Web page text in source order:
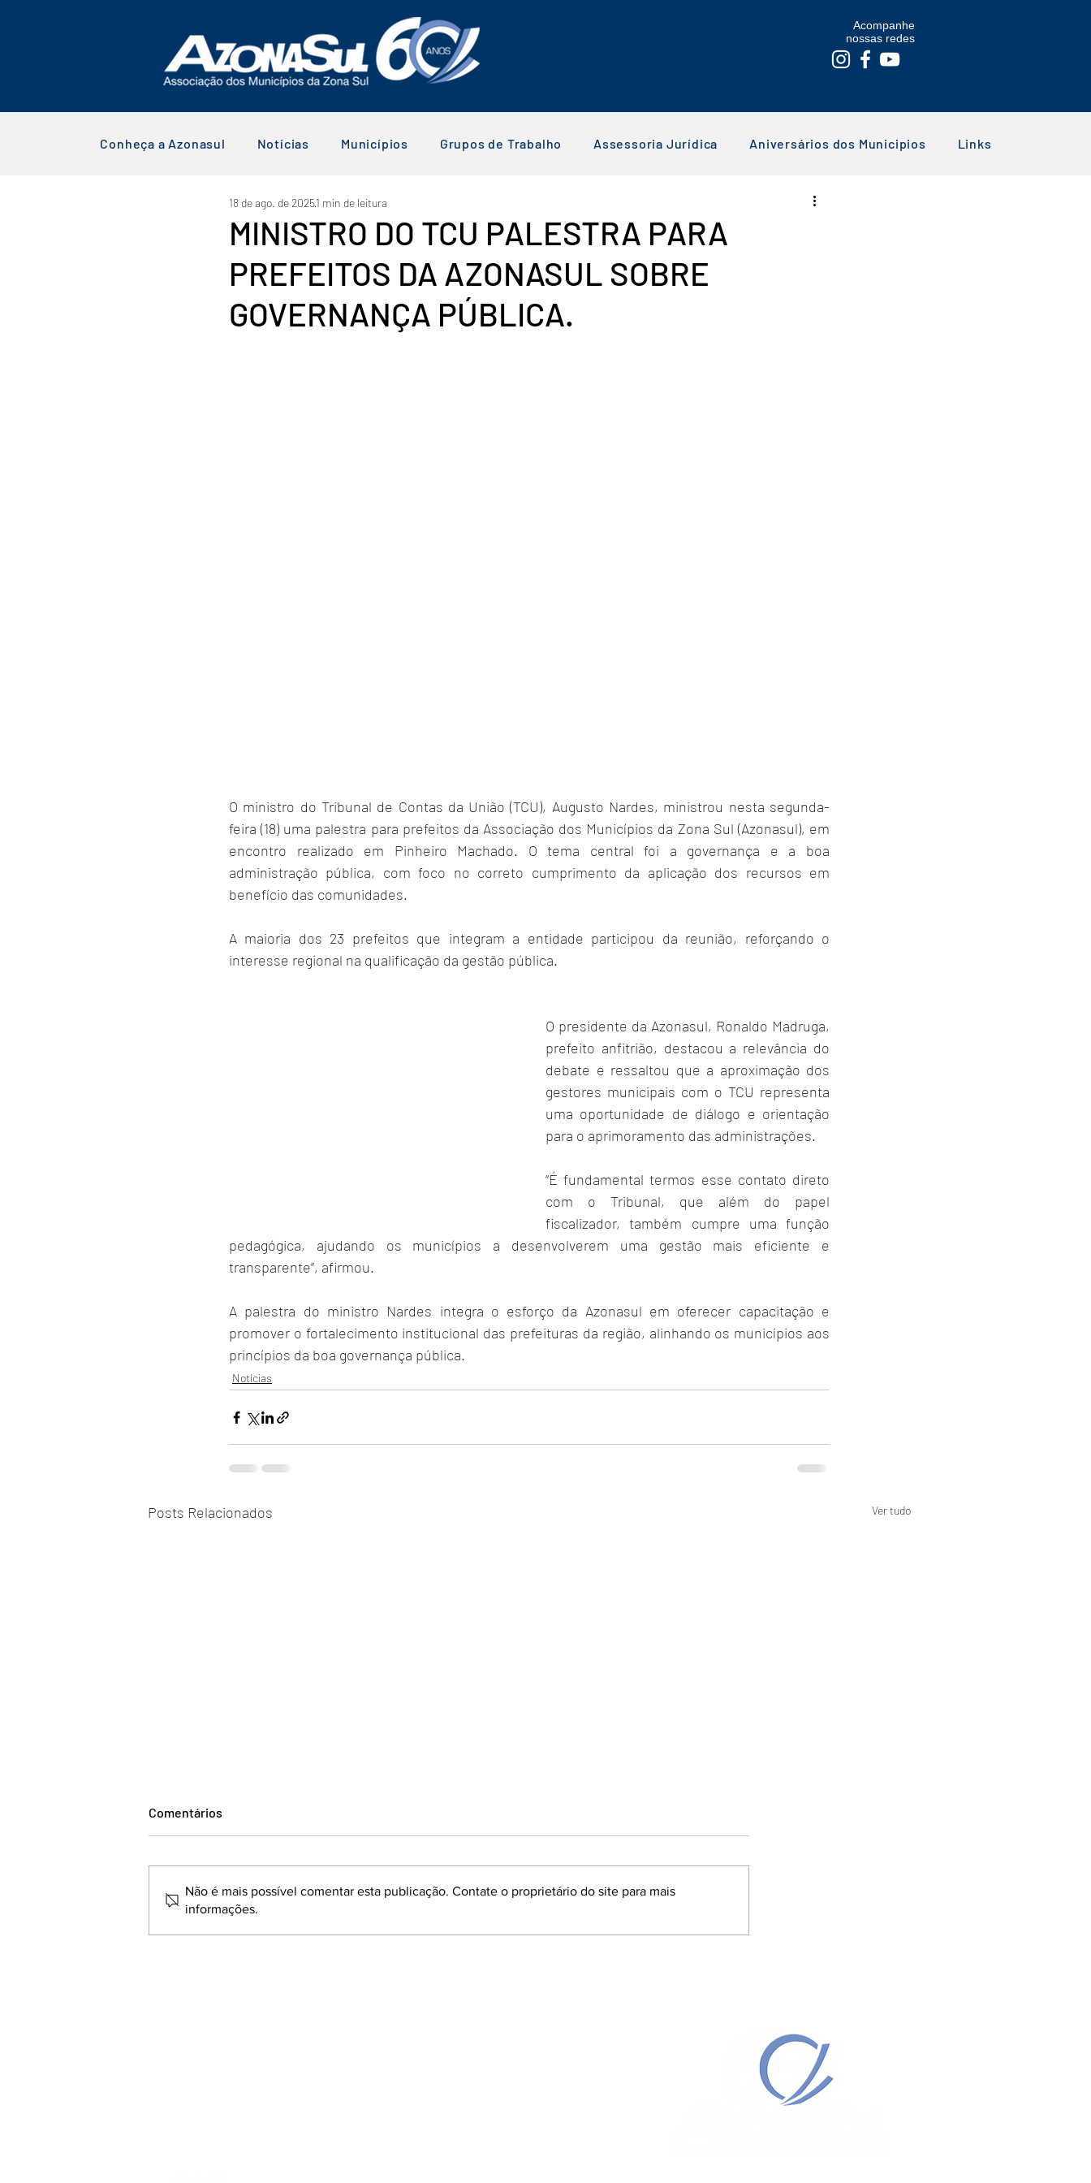
Acompanhe
nossas redes
Conheça a Azonasul Notícias Municípios Grupos de Trabalho Assessoria Jurídica Aniversários dos Municipios Links
MINISTRO DO TCU PALESTRA PARA
PREFEITOS DA AZONASUL SOBRE
GOVERNANÇA PÚBLICA.
18 de ago. de 20251 min de leitura
O ministro do Tribunal de Contas da União (TCU), Augusto Nardes, ministrou nesta segunda-
feira (18) uma palestra para prefeitos da Associação dos Municípios da Zona Sul (Azonasul), em
encontro realizado em Pinheiro Machado. O tema central foi a governança e a boa
administração pública, com foco no correto cumprimento da aplicação dos recursos em
benefício das comunidades.
A maioria dos 23 prefeitos que integram a entidade participou da reunião, reforçando o
interesse regional na qualificação da gestão pública.
O presidente da Azonasul, Ronaldo Madruga,
prefeito anfitrião, destacou a relevância do
debate e ressaltou que a aproximação dos
gestores municipais com o TCU representa
uma oportunidade de diálogo e orientação
para o aprimoramento das administrações.
“É fundamental termos esse contato direto
com o Tribunal, que além do papel
fiscalizador, também cumpre uma função
pedagógica, ajudando os municípios a desenvolverem uma gestão mais eficiente e
transparente”, afirmou.
A palestra do ministro Nardes integra o esforço da Azonasul em oferecer capacitação e
promover o fortalecimento institucional das prefeituras da região, alinhando os municípios aos
princípios da boa governança pública.
Notícias
Posts Relacionados Ver tudo
AZONASUL PROPÕE MOÇÃO
ANTT SINALIZA POSSÍVEL
PREFEITOS PARTICIPAM DA
Comentários
Não é mais possível comentar esta publicação. Contate o proprietário do site para mais
informações.